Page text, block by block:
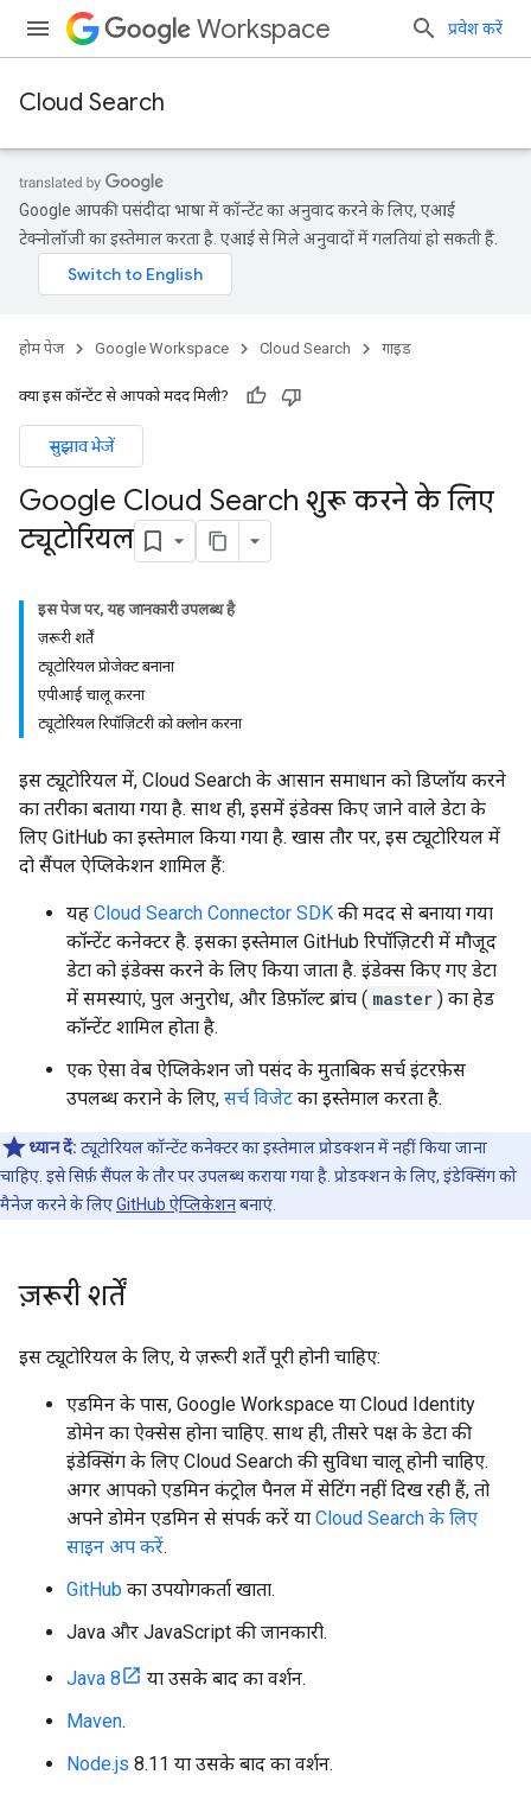
Workspace प्रवेश करें
Cloud Search
Google आपकी पसंदीदा भाषा में कॉन्टेंट का अनुवाद करने के लिए, एआई
टेक्नोलॉजी का इस्तेमाल करता है. एआई से मिले अनुवादों में गलतियां हो सकती हैं.
होम पेज Google Workspace Cloud Search गाइड
क्या इस कॉन्टेंट से आपको मदद मिली?
सुझाव भेजें
Google Cloud Search शुरू करने के लिए
ट्यूटोरियल
इस पेज पर, यह जानकारी उपलब्ध है
ज़रूरी शर्तें
ट्यूटोरियल प्रोजेक्ट बनाना
एपीआई चालू करना
ट्यूटोरियल रिपॉज़िटरी को क्लोन करना
इस ट्यूटोरियल में, Cloud Search के आसान समाधान को डिप्लॉय करने
का तरीका बताया गया है. साथ ही, इसमें इंडेक्स किए जाने वाले डेटा के
लिए GitHub का इस्तेमाल किया गया है. खास तौर पर, इस ट्यूटोरियल में
दो सैंपल ऐप्लिकेशन शामिल हैं:
यह Cloud Search Connector SDK की मदद से बनाया गया
कॉन्टेंट कनेक्टर है. इसका इस्तेमाल GitHub रिपॉज़िटरी में मौजूद
डेटा को इंडेक्स करने के लिए किया जाता है. इंडेक्स किए गए डेटा
में समस्याएं, पुल अनुरोध, और डिफ़ॉल्ट ब्रांच ( master ) का हेड
कॉन्टेंट शामिल होता है.
एक ऐसा वेब ऐप्लिकेशन जो पसंद के मुताबिक सर्च इंटरफ़ेस
उपलब्ध कराने के लिए, सर्च विजेट का इस्तेमाल करता है.
ध्यान दें: ट्यूटोरियल कॉन्टेंट कनेक्टर का इस्तेमाल प्रोडक्शन में नहीं किया जाना
चाहिए. इसे सिर्फ़ सैंपल के तौर पर उपलब्ध कराया गया है. प्रोडक्शन के लिए, इंडेक्सिंग को
मैनेज करने के लिएGitHub ऐप्लिकेशनबनाएं.
ज़रूरी शर्तें
इस ट्यूटोरियल के लिए, ये ज़रूरी शर्तें पूरी होनी चाहिए:
एडमिन के पास, Google Workspace या Cloud Identity
डोमेन का ऐक्सेस होना चाहिए. साथ ही, तीसरे पक्ष के डेटा की
इंडेक्सिंग के लिए Cloud Search की सुविधा चालू होनी चाहिए.
अगर आपको एडमिन कंट्रोल पैनल में सेटिंग नहीं दिख रही हैं, तो
अपने डोमेन एडमिन से संपर्क करें या Cloud Search के लिए
साइन अप करें.
GitHub का उपयोगकर्ता खाता.
Java और JavaScript की जानकारी.
Java 8
या उसके बाद का वर्शन.
Maven.
Node.js 8.11 या उसके बाद का वर्शन.